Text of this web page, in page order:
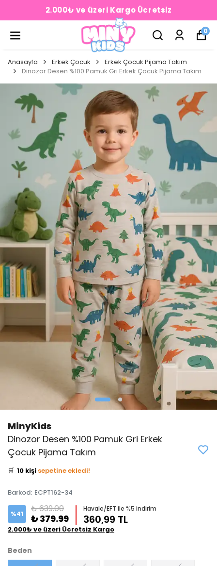
2.000₺ ve üzeri Kargo Ücretsiz
0
Anasayfa Erkek Çocuk
Erkek Çocuk Pijama Takım
Dinozor Desen %100 Pamuk Gri Erkek Çocuk Pijama Takım
MinyKids
Dinozor Desen %100 Pamuk Gri Erkek
Çocuk Pijama Takım
👀 Şu an 5 kişi
inceliyor!
⭐️
13 kişi
🛒 10 kişi sepetine ekledi!
Barkod: ECPT162-34
%41 ₺ 639.00
₺ 379.99
Havale/EFT ile %5 indirim
360,99 TL
2.000₺ ve üzeri Ücretsiz Kargo
Beden